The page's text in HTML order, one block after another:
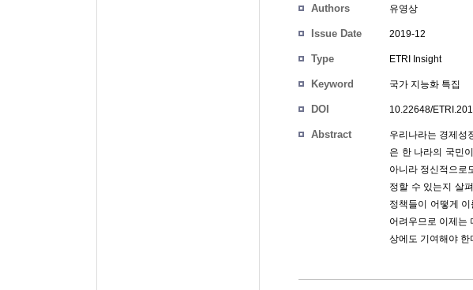
Authors 유영상
Issue Date 2019-12
Type ETRI Insight
Keyword 국가 지능화 특집
DOI 10.22648/
Abstract
우리나라는 경제성
은 한 나라의 국민
아니라 정신적으로
정할 수 있는지 살
정책들이 어떻게
어려우므로 이제는
상에도 기여해야